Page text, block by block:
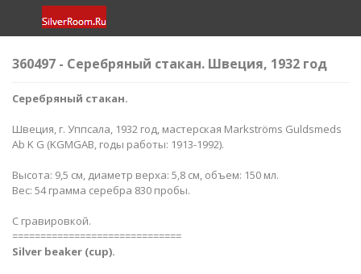
360497 - Серебряный стакан. Швеция, 1932 год
Серебряный стакан.
Швеция, г. Уппсала, 1932 год, мастерская Markströms Guldsmeds
Ab K G (KGMGAB, годы работы: 1913-1992).
Высота: 9,5 см, диаметр верха: 5,8 см, объем: 150 мл.
Вес: 54 грамма серебра 830 пробы.
С гравировкой.
==============================
Silver beaker (cup).